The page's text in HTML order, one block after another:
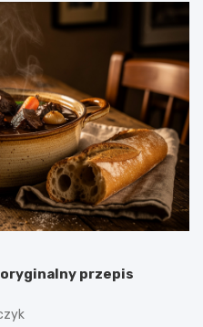
oryginalny przepis